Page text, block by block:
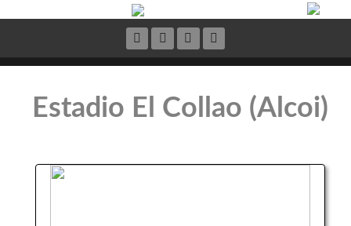
Estadio El Collao (Alcoi)